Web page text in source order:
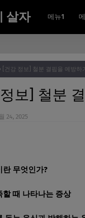
살자 메뉴1
[건강 정보] 철분 결핍을 예방하
보] 철분
24, 2025
란 무엇인가?
할 때 나타나는 증상